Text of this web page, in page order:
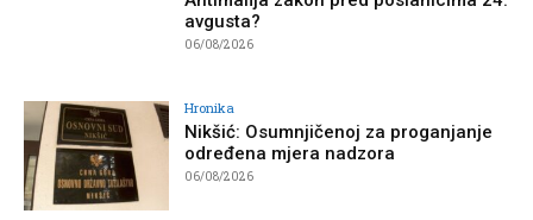
avgusta?
06/08/2026
Hronika
Nikšić: Osumnjičenoj za proganjanje
određena mjera nadzora
06/08/2026